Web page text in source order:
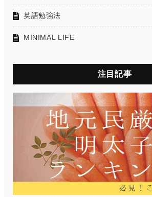
英語勉強法
MINIMAL LIFE
注目記事